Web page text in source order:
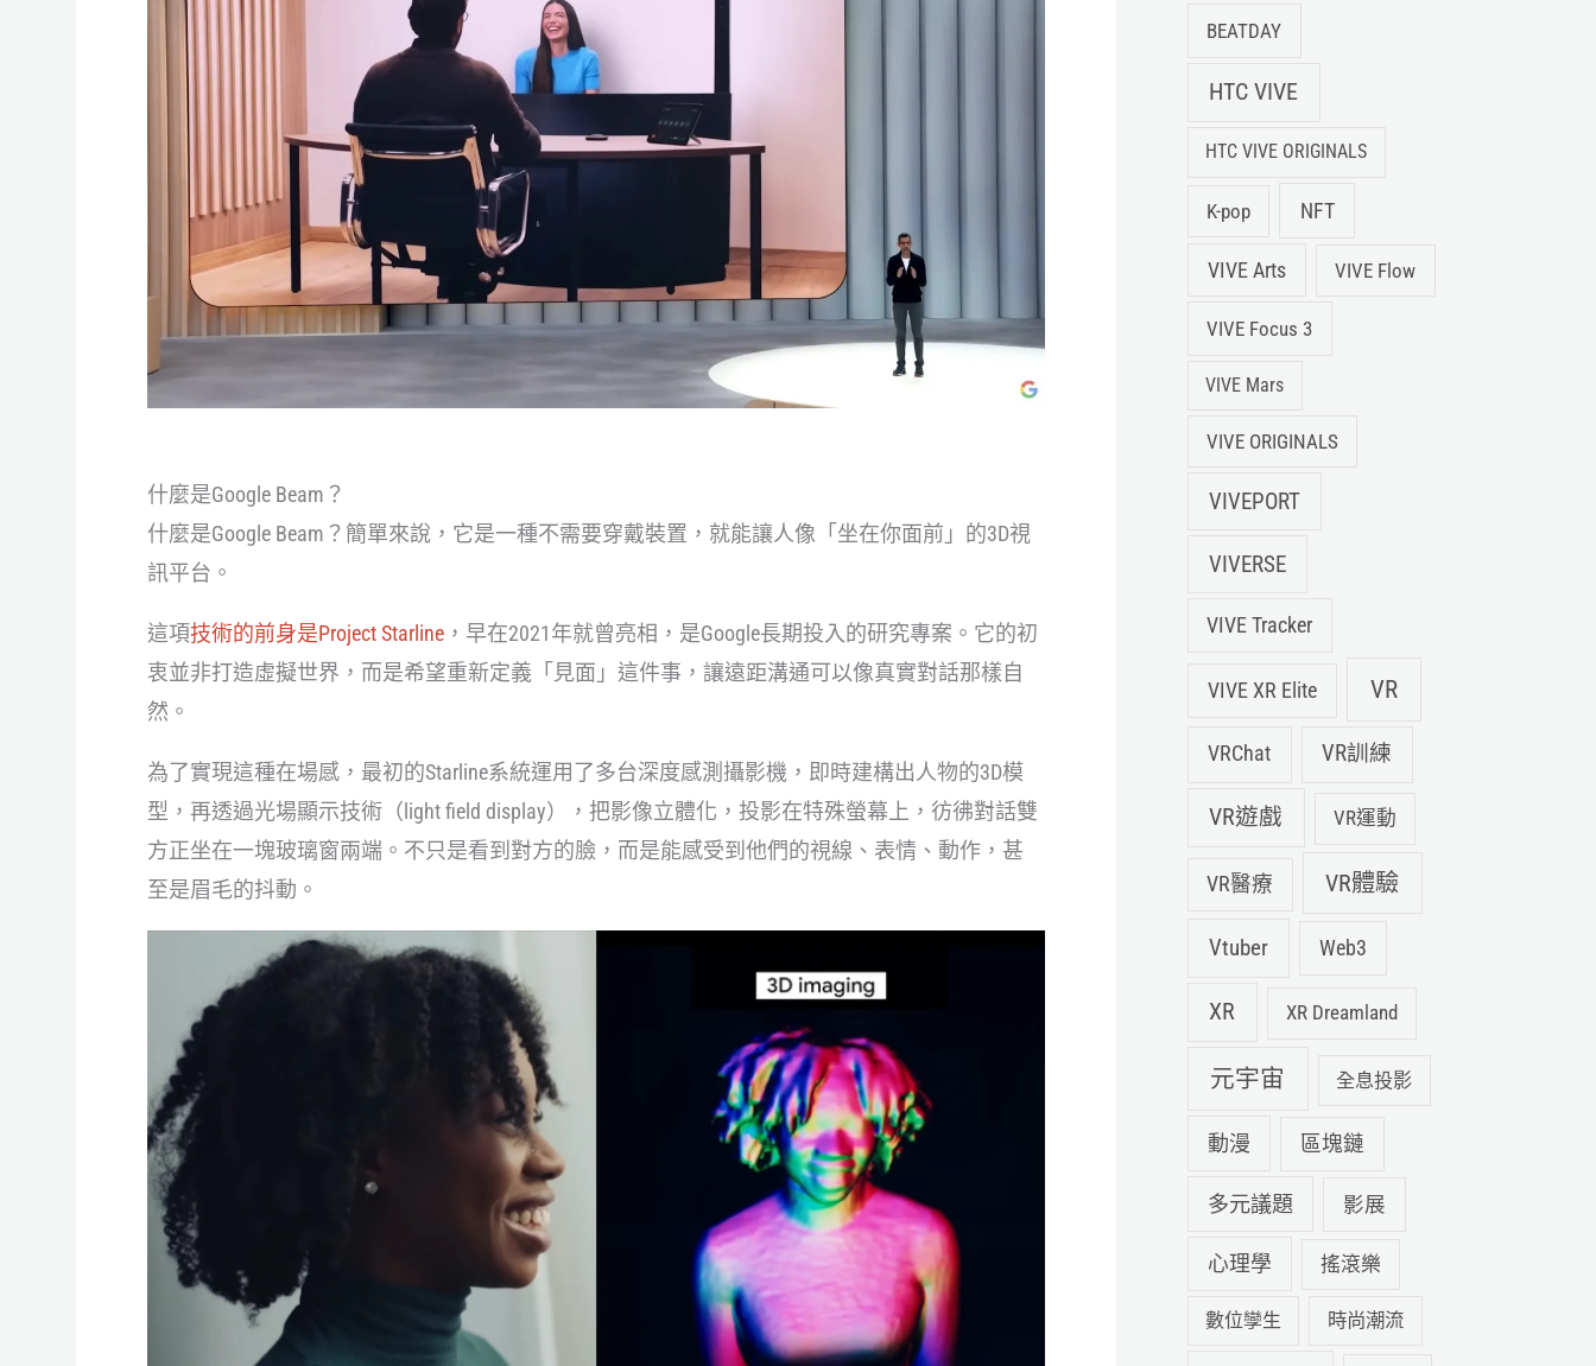
什麼是Google Beam？
什麼是Google Beam？簡單來說，它是一種不需要穿戴裝置，就能讓人像「坐在你面前」的3D視
訊平台。
這項技術的前身是Project Starline ，早在2021年就曾亮相，是Google長期投入的研究專案。它的初
衷並非打造虛擬世界，而是希望重新定義「見面」這件事，讓遠距溝通可以像真實對話那樣自
然。
為了實現這種在場感，最初的Starline系統運用了多台深度感測攝影機，即時建構出人物的3D模
型，再透過光場顯示技術（light field display），把影像立體化，投影在特殊螢幕上，彷彿對話雙
方正坐在一塊玻璃窗兩端。不只是看到對方的臉，而是能感受到他們的視線、表情、動作，甚
至是眉毛的抖動。
BEATDAY
HTC VIVE
HTC VIVE ORIGINALS
K-pop NFT
VIVE Arts VIVE Flow
VIVE Focus 3
VIVE Mars
VIVE ORIGINALS
VIVEPORT
VIVERSE
VIVE Tracker
VIVE XR Elite VR
VRChat VR訓練
VR遊戲 VR運動
VR醫療 VR體驗
Vtuber Web3
XR XR Dreamland
元宇宙 全息投影
動漫 區塊鏈
多元議題 影展
心理學 搖滾樂
數位孿生 時尚潮流